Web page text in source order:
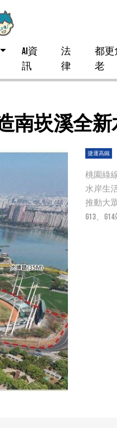
AI資
訊
法
律
都更
老
造南崁溪全
捷運高鐵
桃園綠
水岸生
推動大
G13、